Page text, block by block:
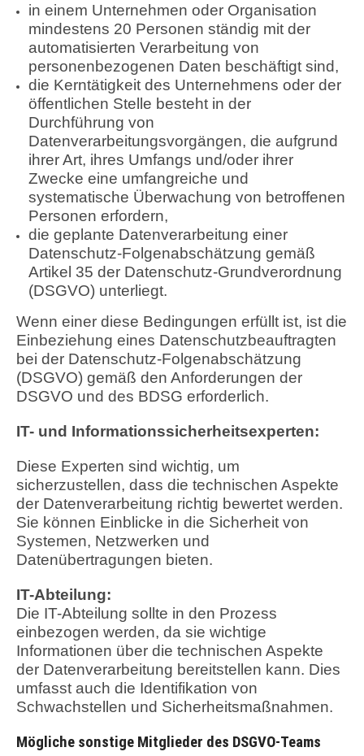
in einem Unternehmen oder Organisation
mindestens 20 Personen ständig mit der
automatisierten Verarbeitung von
personenbezogenen Daten beschäftigt sind,
die Kerntätigkeit des Unternehmens oder der
öffentlichen Stelle besteht in der
Durchführung von
Datenverarbeitungsvorgängen, die aufgrund
ihrer Art, ihres Umfangs und/oder ihrer
Zwecke eine umfangreiche und
systematische Überwachung von betroffenen
Personen erfordern,
die geplante Datenverarbeitung einer
Datenschutz-Folgenabschätzung gemäß
Artikel 35 der Datenschutz-Grundverordnung
(DSGVO) unterliegt.
Wenn einer diese Bedingungen erfüllt ist, ist die
Einbeziehung eines Datenschutzbeauftragten
bei der Datenschutz-Folgenabschätzung
(DSGVO) gemäß den Anforderungen der
DSGVO und des BDSG erforderlich.
IT- und Informationssicherheitsexperten:
Diese Experten sind wichtig, um
sicherzustellen, dass die technischen Aspekte
der Datenverarbeitung richtig bewertet werden.
Sie können Einblicke in die Sicherheit von
Systemen, Netzwerken und
Datenübertragungen bieten.
IT-Abteilung:
Die IT-Abteilung sollte in den Prozess
einbezogen werden, da sie wichtige
Informationen über die technischen Aspekte
der Datenverarbeitung bereitstellen kann. Dies
umfasst auch die Identifikation von
Schwachstellen und Sicherheitsmaßnahmen.
Mögliche sonstige Mitglieder des DSGVO-Teams